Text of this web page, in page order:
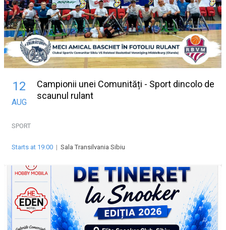
12
AUG
Campionii unei Comunități - Sport dincolo de
scaunul rulant
SPORT
Starts at 19:00 | Sala Transilvania Sibiu